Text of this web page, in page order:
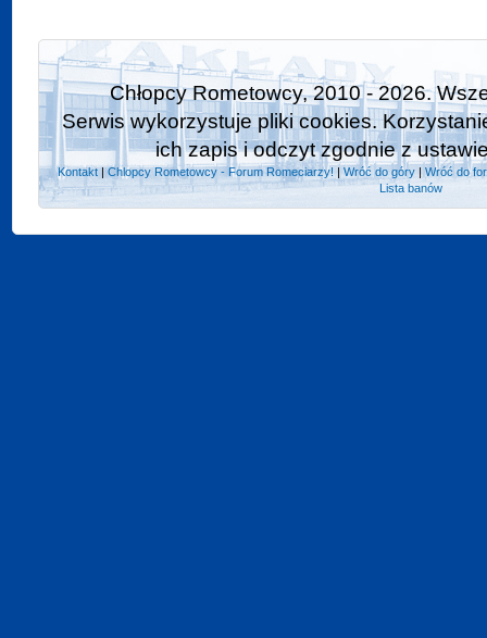
Chłopcy Rometowcy, 2010 - 2026.
Serwis wykorzystuje pliki cookies.
ich zapis i odczyt zgodnie z
Kontakt|Chlopcy Rometowcy - Forum Romeciarzy! |Wróć do góry| Wróć do
Lista banów